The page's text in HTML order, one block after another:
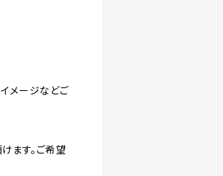
メージなどご
ます。ご希望